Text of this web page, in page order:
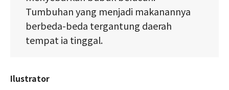
Tumbuhan yang menjadi makanannya
berbeda-beda tergantung daerah
tempat ia tinggal.
Ilustrator